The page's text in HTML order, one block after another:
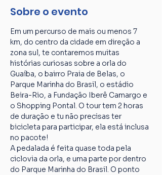
Sobre o evento
Em um percurso de mais ou menos 7
km, do centro da cidade em direção a
zona sul, te contaremos muitas
histórias curiosas sobre a orla do
Guaíba, o bairro Praia de Belas, o
Parque Marinha do Brasil, o estádio
Beira-Rio, a Fundação Iberê Camargo e
o Shopping Pontal. O tour tem 2 horas
de duração e tu não precisas ter
bicicleta para participar, ela está inclusa
no pacote!
A pedalada é feita quase toda pela
ciclovia da orla, e uma parte por dentro
do Parque Marinha do Brasil. O ponto